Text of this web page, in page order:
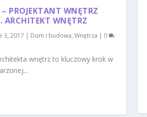
PROJEKTANT WNĘTRZ
ARCHITEKT WNĘTRZ
3, 2017 | Dom i budowa,Wnętrza | 0
wnętrz to kluczowy krok w